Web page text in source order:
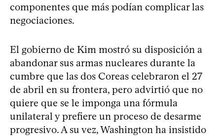
componentes que más podían complicar las
negociaciones.
El gobierno de Kim mostró su disposición a
abandonar sus armas nucleares durante la
cumbre que las dos Coreas celebraron el 27
de abril en su frontera, pero advirtió que no
quiere que se le imponga una fórmula
unilateral y prefiere un proceso de desarme
progresivo. A su vez, Washington ha insistido